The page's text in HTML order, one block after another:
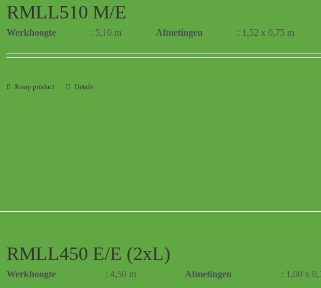
RMLL510 M/E
Werkhoogte : 5,10 m Afmetingen : 1,52 x 0,75 m
Koop product Details
RMLL450 E/E (2xL)
Werkhoogte : 4,50 m Afmetingen : 1,00 x